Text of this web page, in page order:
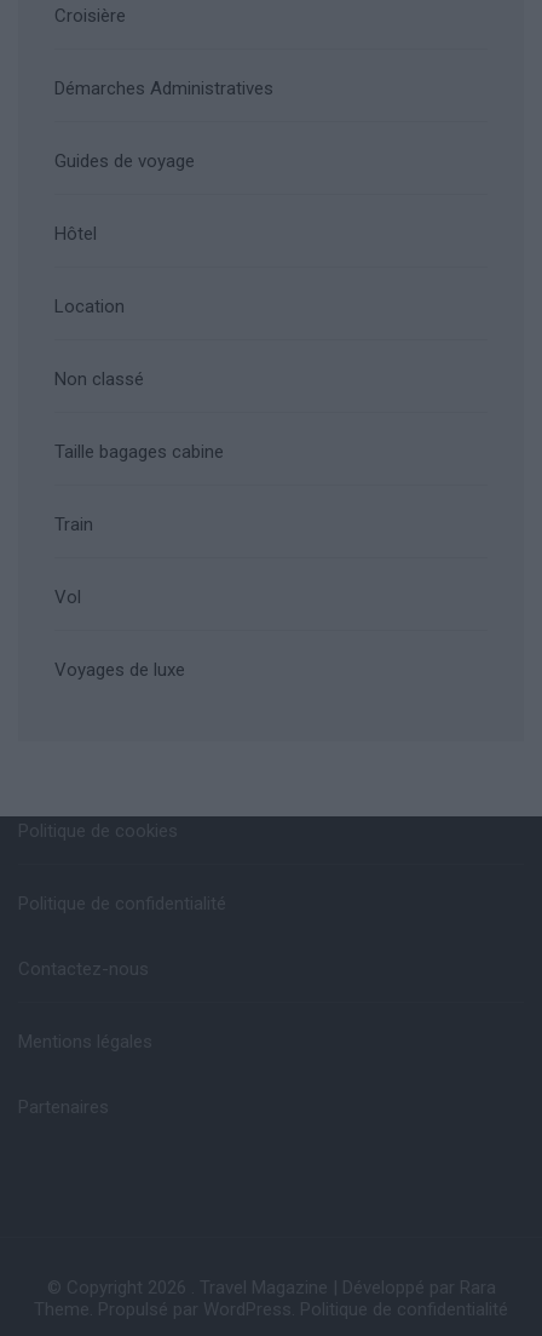
Croisière
Démarches Administratives
Guides de voyage
Hôtel
Location
Non classé
Taille bagages cabine
Train
Vol
Voyages de luxe